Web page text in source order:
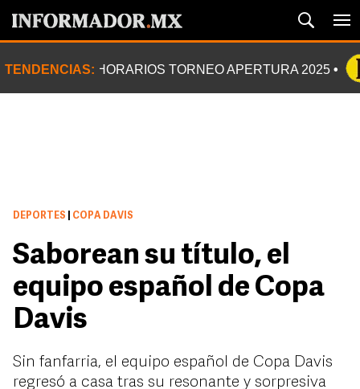
TENDENCIAS: HORARIOS TORNEO APERTURA 2025
DEPORTES COPA DAVIS
Saborean su título, el
equipo español de Copa
Davis
Sin fanfarria, el equipo español de Copa Davis
regresó a casa tras su resonante y sorpresiva